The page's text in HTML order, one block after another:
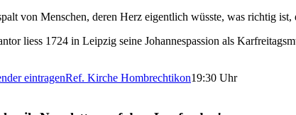
von Menschen, deren Herz eigentlich wüsste, was richtig
liess 1724 in Leipzig seine Johannespassion als
eintragenRef. Kirche Hombrechtikon19:30 Uhr